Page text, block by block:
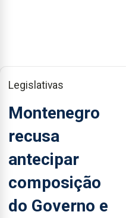
Legislativas
Montenegro
recusa
antecipar
composição
do Governo e